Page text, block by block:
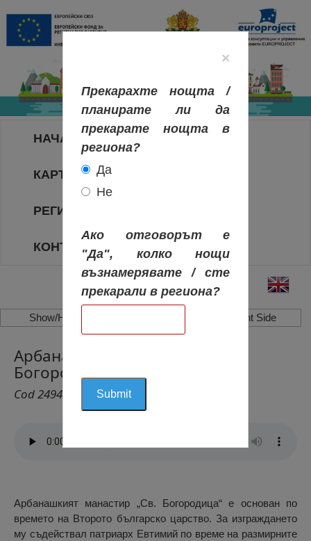
НАЧАЛО
КАРТА НА РЕГИОНИТЕ
РЕГИОНИ
КОНТАКТИ
Show/Hide Left Side Show/Hide Right Side
Арбанашки Манастир „Света
Богородица“, Арбанаши
Cod 2494
Арбанашкият манастир „Св. Богородица“ е основан по
времето на Второто българско царство. За изграждането
му съдействал патриарх Евтимий по време на размирните
×
Прекарахте нощта /
планирате ли да
прекарате нощта в
региона?
Да
Не
Ако отговорът е
"Да", колко нощи
възнамерявате / сте
прекарали в региона?